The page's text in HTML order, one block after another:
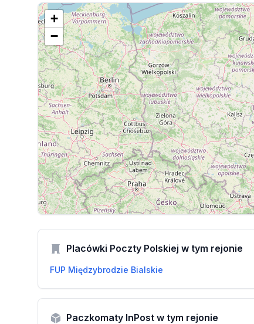
+
−
Placówki Poczty Polskiej w tym rejonie
FUP Międzybrodzie Bialskie
Paczkomaty InPost w tym rejonie